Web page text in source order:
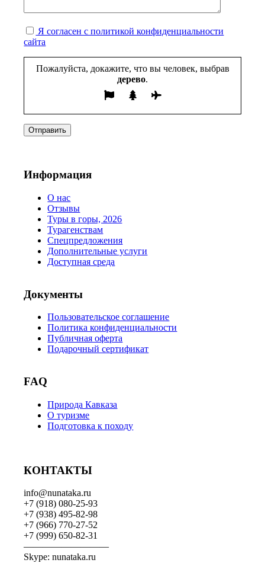
Я согласен с политикой конфиденциальности
сайта
Пожалуйста, докажите, что вы человек, выбрав
дерево.
Информация
О нас
Отзывы
Туры в горы, 2026
Турагенствам
Спецпредложения
Дополнительные услуги
Доступная среда
Документы
Пользовательское соглашение
Политика конфиденциальности
Публичная оферта
Подарочный сертификат
FAQ
Природа Кавказа
О туризме
Подготовка к походу
КОНТАКТЫ
info@nunataka.ru
+7 (918) 080-25-93
+7 (938) 495-82-98
+7 (966) 770-27-52
+7 (999) 650-82-31
—————————
Skype: nunataka.ru